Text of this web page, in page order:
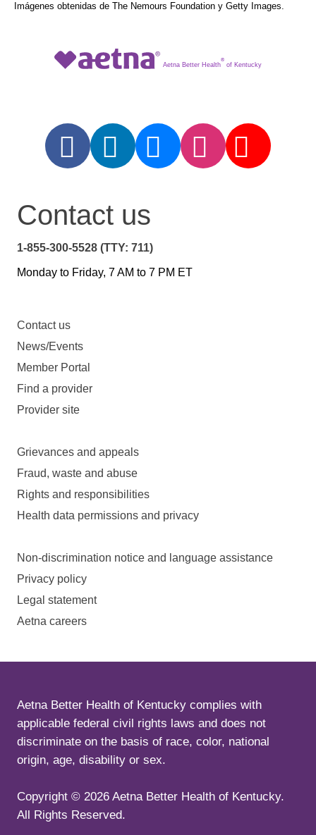
Imágenes obtenidas de The Nemours Foundation y Getty Images.
Aetna Better Health
®
of Kentucky
Contact us
1-855-300-5528 (TTY: 711)
Monday to Friday, 7 AM to 7 PM ET
Contact us
News/Events
Member Portal
Find a provider
Provider site
Grievances and appeals
Fraud, waste and abuse
Rights and responsibilities
Health data permissions and privacy
Non-discrimination notice and language assistance
Privacy policy
Legal statement
Aetna careers
Aetna Better Health of Kentucky complies with
applicable federal civil rights laws and does not
discriminate on the basis of race, color, national
origin, age, disability or sex.
Copyright © 2026 Aetna Better Health of Kentucky.
All Rights Reserved.